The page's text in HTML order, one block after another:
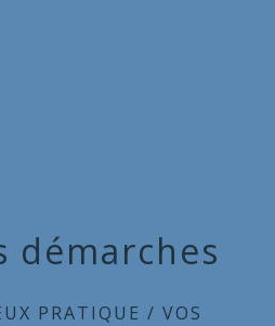
démarches
PRATIQUE / VOS